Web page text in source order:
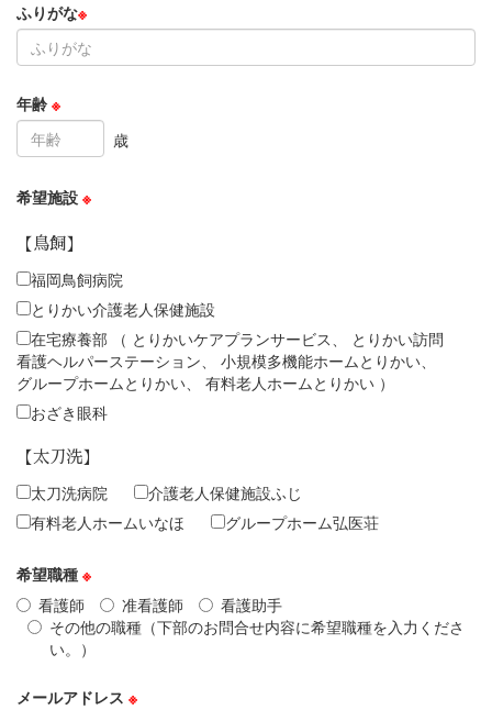
ふりがな※
年齢 ※
歳
希望施設 ※
【鳥飼】
福岡鳥飼病院
とりかい介護老人保健施設
在宅療養部 （ とりかいケアプランサービス、 とりかい訪問
看護ヘルパーステーション、 小規模多機能ホームとりかい、
グループホームとりかい、 有料老人ホームとりかい ）
おざき眼科
【太刀洗】
太刀洗病院
介護老人保健施設ふじ
有料老人ホームいなほ
グループホーム弘医荘
希望職種 ※
看護師
准看護師
看護助手
その他の職種（下部のお問合せ内容に希望職種を入力くださ
い。 ）
メールアドレス ※